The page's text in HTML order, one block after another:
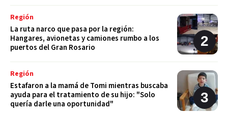
Región
La ruta narco que pasa por la región:
Hangares, avionetas y camiones rumbo a los
puertos del Gran Rosario
Región
Estafaron a la mamá de Tomi mientras buscaba
ayuda para el tratamiento de su hijo: "Solo
quería darle una oportunidad"